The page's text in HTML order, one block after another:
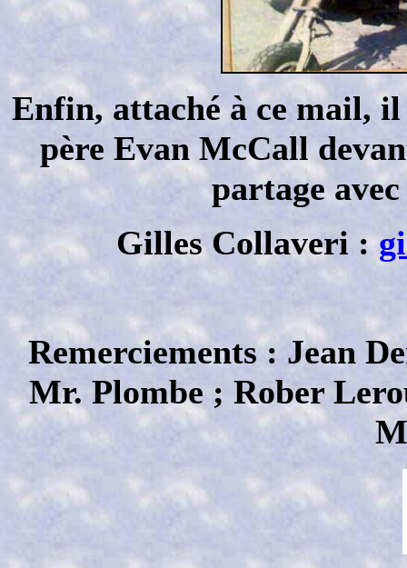
Enfin, attaché à ce mail,
père Evan McCall
partage
Gilles Collaveri :
Remerciements : Jean
Mr. Plombe ; Rober